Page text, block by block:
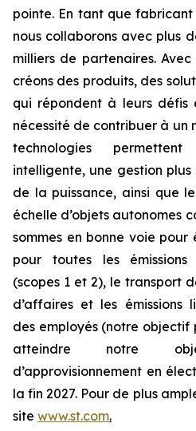
pointe. En tant que
nous collaborons avec plus
milliers de partenaires.
créons des produits, des
qui répondent à leurs
nécessité de contribuer à un
technologies
intelligente, une gestion
de la puissance, ainsi que
échelle d’objets autonomes
sommes en bonne voie
pour toutes les
(scopes 1 et 2), le transport
d’affaires et les émissions
des employés (notre objectif
atteindre notre
d’approvisionnement en
la fin 2027. Pour de plus
site www.st.com.